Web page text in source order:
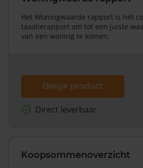
Het Woningwaarde rapport is hét
taxatierapport om tot een juiste
van een woning te komen.
Bekijk product
Direct leverbaar
Koopsommenoverzicht